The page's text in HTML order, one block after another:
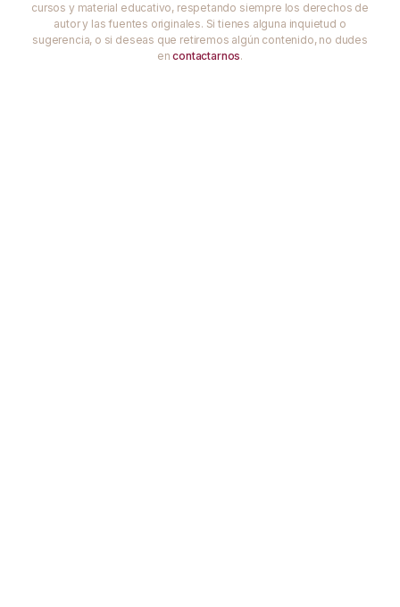
cursos y material educativo, respetando siempre los derechos de
autor y las fuentes originales. Si tienes alguna inquietud o
sugerencia, o si deseas que retiremos algún contenido, no dudes
encontactarnos.